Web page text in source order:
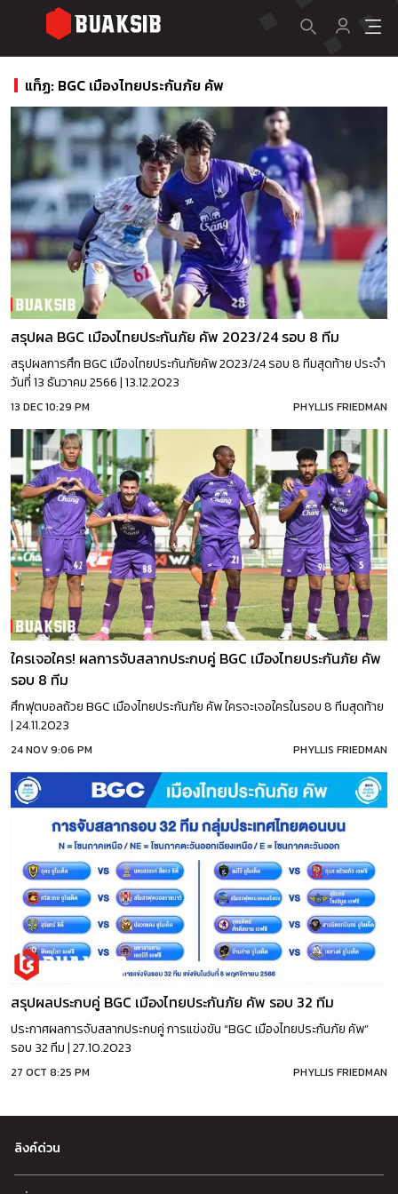
แท็ฏ: BGC เมืองไทยประกันภัย คัพ
สรุปผล BGC เมืองไทยประกันภัย คัพ 2023/24 รอบ 8 ทีม
สรุปผลการศึก BGC เมืองไทยประกันภัยคัพ 2023/24 รอบ 8 ทีมสุดท้าย ประจำ
วันที่ 13 ธันวาคม 2566 | 13.12.2023
13 DEC 10:29 PM PHYLLIS FRIEDMAN
ใครเจอใคร! ผลการจับสลากประกบคู่ BGC เมืองไทยประกันภัย คัพ
รอบ 8 ทีม
ศึกฟุตบอลถ้วย BGC เมืองไทยประกันภัย คัพ ใครจะเจอใครในรอบ 8 ทีมสุดท้าย
| 24.11.2023
24 NOV 9:06 PM PHYLLIS FRIEDMAN
สรุปผลประกบคู่ BGC เมืองไทยประกันภัย คัพ รอบ 32 ทีม
ประกาศผลการจับสลากประกบคู่ การแข่งขัน “BGC เมืองไทยประกันภัย คัพ”
รอบ 32 ทีม | 27.10.2023
27 OCT 8:25 PM PHYLLIS FRIEDMAN
ลิงค์ด่วน